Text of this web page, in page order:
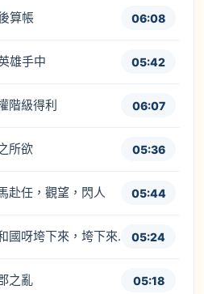
算帳 06:08
雄手中 05:42
階級得利 06:07
所欲 05:36
赴任，觀望，閃人 05:44
國呀垮下來，垮下來……05:24
之亂 05:18